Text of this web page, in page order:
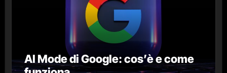
AI Mode di Google: cos’è e come